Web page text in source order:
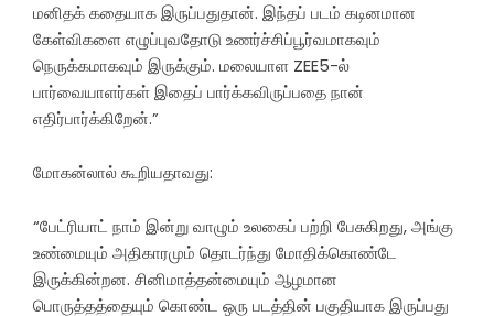
மனிதக் கதையாக இருப்பதுதான். இந்தப் படம் கடினமான
கேள்விகளை எழுப்புவதோடு உணர்ச்சிப்பூர்வமாகவும்
நெருக்கமாகவும் இருக்கும். மலையாள ZEE5-ல்
பார்வையாளர்கள் இதைப் பார்க்கவிருப்பதை நான்
எதிர்பார்க்கிறேன்.”
மோகன்லால் கூறியதாவது:
“பேட்ரியாட் நாம் இன்று வாழும் உலகைப் பற்றி பேசுகிறது, அங்கு
உண்மையும் அதிகாரமும் தொடர்ந்து மோதிக்கொண்டே
இருக்கின்றன. சினிமாத்தன்மையும் ஆழமான
பொருத்தத்தையும் கொண்ட ஒரு படத்தின் பகுதியாக இருப்பது